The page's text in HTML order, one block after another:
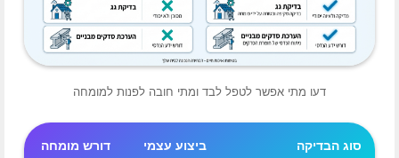
דעו מתי אפשר לטפל לבד ומתי חובה לפנות למומחה
סוג הבדיקה ביצוע עצמי דורש מומחה